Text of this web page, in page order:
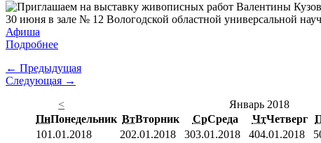
30 июня в зале № 12 Вологодской областной универсальной
Афиша
Подробнее
← Предыдущая
Следующая →
<
Январь 2018
ПнПонедельник ВтВторник СрСреда ЧтЧетверг
101.01.2018 202.01.2018 303.01.2018 404.01.2018 5